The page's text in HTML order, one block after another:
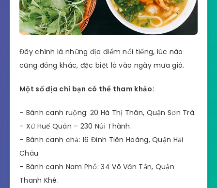
Đây chính là những địa điểm nổi tiếng, lúc nào
cũng đông khác, đặc biệt là vào ngày mưa gió.
Một số địa chỉ bạn có thể tham khảo:
– Bánh canh ruộng: 20 Hà Thị Thân, Quận Sơn Trà.
– Xứ Huế Quán – 230 Núi Thành.
– Bánh canh chả: 16 Đinh Tiên Hoàng, Quận Hải
Châu.
– Bánh canh Nam Phổ: 34 Võ Văn Tần, Quận
Thanh Khê.